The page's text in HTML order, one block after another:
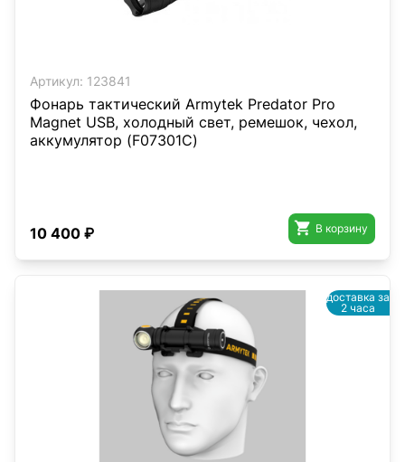
Артикул: 123841
Фонарь тактический Armytek Predator Pro
Magnet USB, холодный свет, ремешок, чехол,
аккумулятор (F07301C)
10 400 ₽  В корзину
доставка за
2 часа